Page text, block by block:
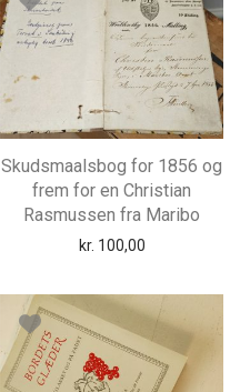
Skudsmaalsbog for 1856 og
frem for en Christian
Rasmussen fra Maribo
kr. 100,00